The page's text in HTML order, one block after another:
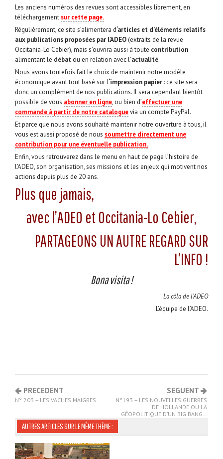
Les anciens numéros des revues sont accessibles librement, en
téléchargement sur cette page.
Régulièrement, ce site s’alimentera d‘articles et d’éléments relatifs
aux publications proposées par l’ADEO (extraits de la revue
Occitania-Lo Cebier), mais s’ouvrira aussi à toute contribution
alimentant le débat ou en relation avec l’actualité.
Nous avons toutefois fait le choix de maintenir notre modèle
économique avant tout basé sur l‘impression papier : ce site sera
donc un complément de nos publications. Il sera cependant bientôt
possible de vous abonner en ligne, ou bien d’effectuer une
commande à partir de notre cataloguevia un compte PayPal.
Et parce que nous avons souhaité maintenir notre ouverture à tous, il
vous est aussi proposé de nous soumettre directement une
contribution pour une éventuelle publication.
Enfin, vous retrouverez dans le menu en haut de page l’histoire de
l’ADEO, son organisation, ses missions et les enjeux qui motivent nos
actions depuis plus de 20 ans.
Plus que jamais,
avec l’ADEO et Occitania-Lo Cebier,
PARTAGEONS UN AUTRE REGARD SUR
L’INFO !
Bona visita !
La còla de l’ADEO
L’équipe de l’ADEO.
PRECEDENT
N° 203 – LES VACHES MAIGRES
SEGUENT
N°193 – LES NOUVELLES GUERRES
DE HOLLANDE OU LA
GÉOPOLITIQUE D’UN BIG BANG…
AUTRES ARTICLES SUR LE MÊME THÈME :